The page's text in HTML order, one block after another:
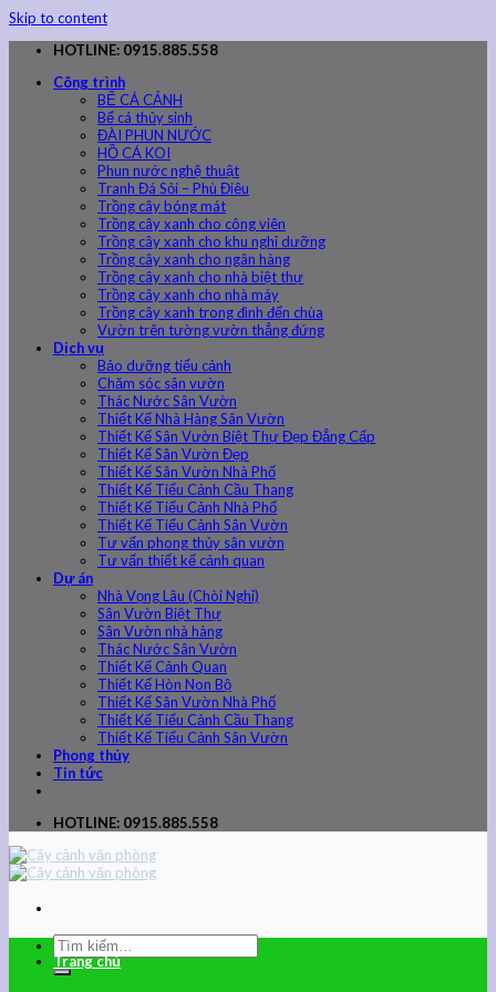
Skip to content
HOTLINE: 0915.885.558
Công trình
BỂ CÁ CẢNH
Bể cá thủy sinh
ĐÀI PHUN NƯỚC
HỒ CÁ KOI
Phun nước nghệ thuật
Tranh Đá Sỏi – Phù Điêu
Trồng cây bóng mát
Trồng cây xanh cho công viên
Trồng cây xanh cho khu nghỉ dưỡng
Trồng cây xanh cho ngân hàng
Trồng cây xanh cho nhà biệt thự
Trồng cây xanh cho nhà máy
Trồng cây xanh trong đình đến chùa
Vườn trên tường vườn thẳng đứng
Dịch vụ
Bảo dưỡng tiểu cảnh
Chăm sóc sân vườn
Thác Nước Sân Vườn
Thiết Kế Nhà Hàng Sân Vườn
Thiết Kế Sân Vườn Biệt Thự Đẹp Đẳng Cấp
Thiết Kế Sân Vườn Đẹp
Thiết Kế Sân Vườn Nhà Phố
Thiết Kế Tiểu Cảnh Cầu Thang
Thiết Kế Tiểu Cảnh Nhà Phố
Thiết Kế Tiểu Cảnh Sân Vườn
Tư vấn phong thủy sân vườn
Tư vấn thiết kế cảnh quan
Dự án
Nhà Vọng Lâu (Chòi Nghỉ)
Sân Vườn Biệt Thự
Sân Vườn nhà hàng
Thác Nước Sân Vườn
Thiết Kế Cảnh Quan
Thiết Kế Hòn Non Bộ
Thiết Kế Sân Vườn Nhà Phố
Thiết Kế Tiểu Cảnh Cầu Thang
Thiết Kế Tiểu Cảnh Sân Vườn
Phong thủy
Tin tức
HOTLINE: 0915.885.558
Trang chủ